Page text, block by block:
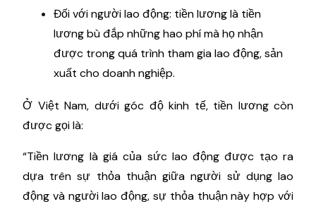
Đối với người lao động: tiền lương là tiền
lương bù đắp những hao phí mà họ nhận
được trong quá trình tham gia lao động, sản
xuất cho doanh nghiệp.
Ở Việt Nam, dưới góc độ kinh tế, tiền lương còn
được gọi là:
“Tiền lương là giá của sức lao động được tạo ra
dựa trên sự thỏa thuận giữa người sử dụng lao
động và người lao động, sự thỏa thuận này hợp với